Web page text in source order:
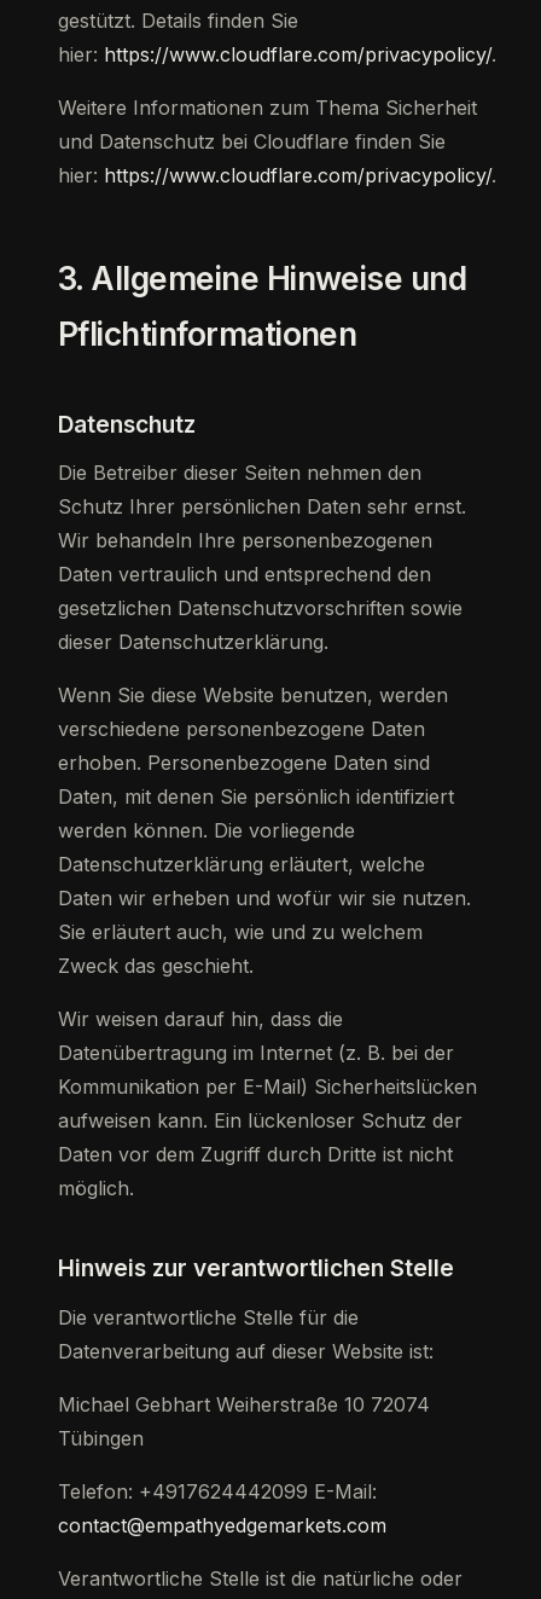
gestützt. Details finden Sie
hier: https://www.cloudflare.com/privacypolicy/.
Weitere Informationen zum Thema Sicherheit
und Datenschutz bei Cloudflare finden Sie
hier: https://www.cloudflare.com/privacypolicy/.
3. Allgemeine Hinweise und
Pflicht­informationen
Datenschutz
Die Betreiber dieser Seiten nehmen den
Schutz Ihrer persönlichen Daten sehr ernst.
Wir behandeln Ihre personenbezogenen
Daten vertraulich und entsprechend den
gesetzlichen Datenschutzvorschriften sowie
dieser Datenschutzerklärung.
Wenn Sie diese Website benutzen, werden
verschiedene personenbezogene Daten
erhoben. Personenbezogene Daten sind
Daten, mit denen Sie persönlich identifiziert
werden können. Die vorliegende
Datenschutzerklärung erläutert, welche
Daten wir erheben und wofür wir sie nutzen.
Sie erläutert auch, wie und zu welchem
Zweck das geschieht.
Wir weisen darauf hin, dass die
Datenübertragung im Internet (z. B. bei der
Kommunikation per E-Mail) Sicherheitslücken
aufweisen kann. Ein lückenloser Schutz der
Daten vor dem Zugriff durch Dritte ist nicht
möglich.
Hinweis zur verantwortlichen Stelle
Die verantwortliche Stelle für die
Datenverarbeitung auf dieser Website ist:
Michael Gebhart Weiherstraße 10 72074
Tübingen
Telefon: +4917624442099 E-Mail:
contact@empathyedgemarkets.com
Verantwortliche Stelle ist die natürliche oder